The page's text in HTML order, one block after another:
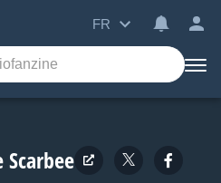
FR
Scarbee